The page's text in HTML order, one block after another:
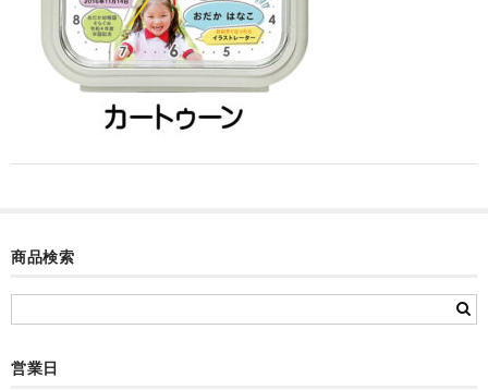
目覚まし時計(個別)
お絵かきギャラリープラス(絵＋個別)
メロディ時計(個別)
お絵かきギャラリー
卒園DVDアルバム
商品検索
営業日